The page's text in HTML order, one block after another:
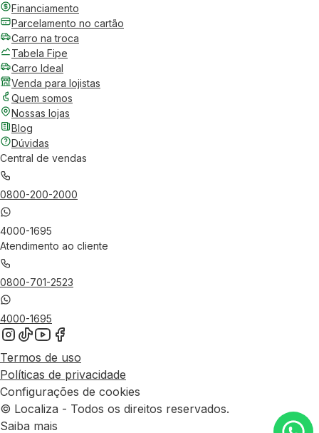
Financiamento
Parcelamento no cartão
Carro na troca
Tabela Fipe
Carro Ideal
Venda para lojistas
Quem somos
Nossas lojas
Blog
Dúvidas
Central de vendas
0800-200-2000
4000-1695
Atendimento ao cliente
0800-701-2523
4000-1695
Termos de uso
Políticas de privacidade
Configurações de cookies
© Localiza - Todos os direitos reservados.
Saiba mais